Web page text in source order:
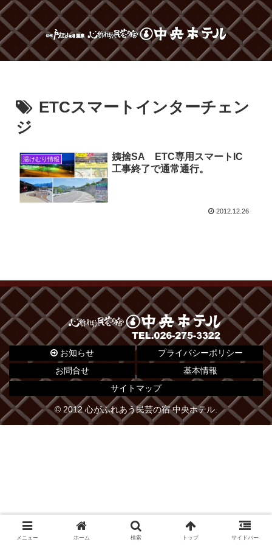
ETCスマートインターチェン
ジ
湯けむり情報
姨捨SA ETC専用スマートIC
工事終了で通常通行。
2012.12.26
お知らせ
プライバシーポリシー
お問合せ
基本情報
サイトマップ
© 2012 心がふれあう民芸の宿 中央ホテル.
メニュー ホーム 検索 トップ サイドバー